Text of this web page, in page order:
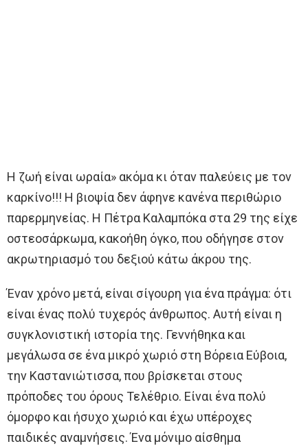
H ζωή είναι ωραία» ακόμα κι όταν παλεύεις με τον
καρκίνο!!! Η βιοψία δεν άφηνε κανένα περιθώριο
παρερμηνείας. Η Πέτρα Καλαμπόκα στα 29 της είχε
οστεοσάρκωμα, κακοήθη όγκο, που οδήγησε στον
ακρωτηριασμό του δεξιού κάτω άκρου της.
Έναν χρόνο μετά, είναι σίγουρη για ένα πράγμα: ότι
είναι ένας πολύ τυχερός άνθρωπος. Αυτή είναι η
συγκλονιστική ιστορία της. Γεννήθηκα και
μεγάλωσα σε ένα μικρό χωριό στη Βόρεια Εύβοια,
την Καστανιώτισσα, που βρίσκεται στους
πρόποδες του όρους Τελέθριο. Είναι ένα πολύ
όμορφο και ήσυχο χωριό και έχω υπέροχες
παιδικές αναμνήσεις. Ένα μόνιμο αίσθημα